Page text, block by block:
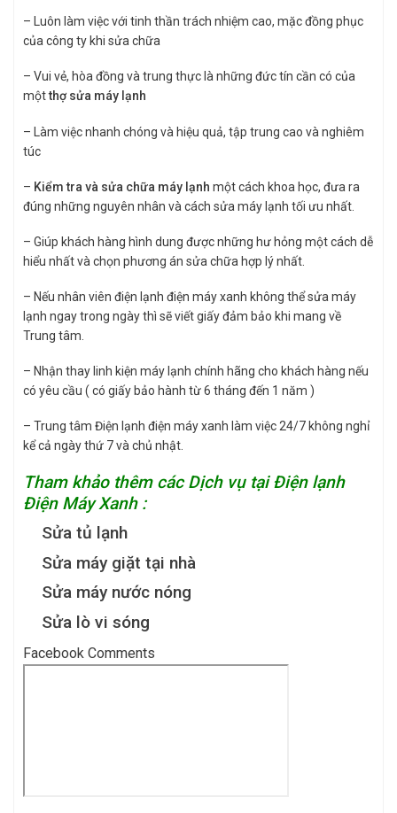
– Luôn làm việc với tinh thần trách nhiệm cao, mặc đồng phục
của công ty khi sửa chữa
– Vui vẻ, hòa đồng và trung thực là những đức tín cần có của
mộtthợ sửa máy lạnh
– Làm việc nhanh chóng và hiệu quả, tập trung cao và nghiêm
túc
– Kiểm tra và sửa chữa máy lạnh một cách khoa học, đưa ra
đúng những nguyên nhân và cách sửa máy lạnh tối ưu nhất.
– Giúp khách hàng hình dung được những hư hỏng một cách dễ
hiểu nhất và chọn phương án sửa chữa hợp lý nhất.
– Nếu nhân viên điện lạnh điện máy xanh không thể sửa máy
lạnh ngay trong ngày thì sẽ viết giấy đảm bảo khi mang về
Trung tâm.
– Nhận thay linh kiện máy lạnh chính hãng cho khách hàng nếu
có yêu cầu ( có giấy bảo hành từ 6 tháng đến 1 năm )
– Trung tâm Điện lạnh điện máy xanh làm việc 24/7 không nghỉ
kể cả ngày thứ 7 và chủ nhật.
Tham khảo thêm các Dịch vụ tại Điện lạnh
Điện Máy Xanh :
Sửa tủ lạnh
Sửa máy giặt tại nhà
Sửa máy nước nóng
Sửa lò vi sóng
Facebook Comments